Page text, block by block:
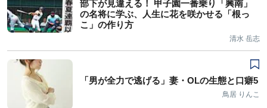
部下が見違える！ 甲子園一番乗り「興南」
の名将に学ぶ、人生に花を咲かせる「根っ
こ」の作り方
清水 岳志
「男が全力で逃げる」妻・OLの生態と口癖5
鳥居 りんこ